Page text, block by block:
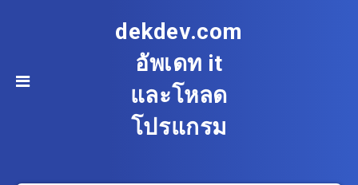
dekdev.com
อัพเดท it
และโหลด
โปรแกรม